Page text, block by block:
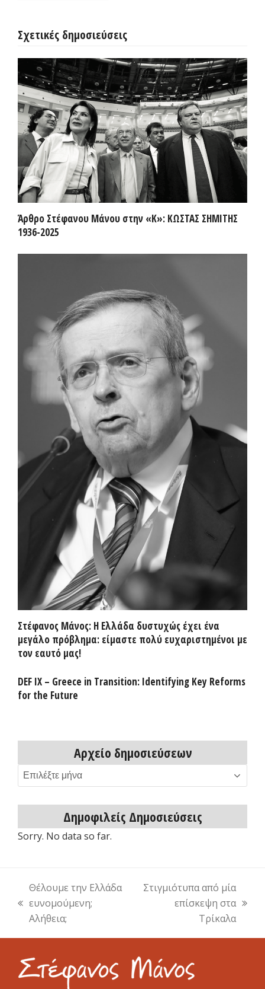
Σχετικές δημοσιεύσεις
Άρθρο Στέφανου Μάνου στην «Κ»: ΚΩΣΤΑΣ ΣΗΜΙΤΗΣ
1936-2025
Στέφανος Μάνος: Η Ελλάδα δυστυχώς έχει ένα
μεγάλο πρόβλημα: είμαστε πολύ ευχαριστημένοι με
τον εαυτό μας!
DEF IX – Greece in Transition: Identifying Key Reforms
for the Future
Αρχείο δημοσιεύσεων
Αρχείο
δημοσιεύσεων
Δημοφιλείς Δημοσιεύσεις
Sorry. No data so far.
previous
post:
Θέλουμε την Ελλάδα
ευνομούμενη;
Αλήθεια;
Στιγμιότυπα από μία
επίσκεψη στα
Τρίκαλα